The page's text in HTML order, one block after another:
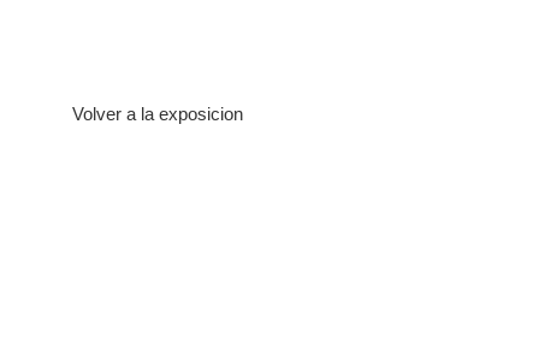
Volver a la exposicion